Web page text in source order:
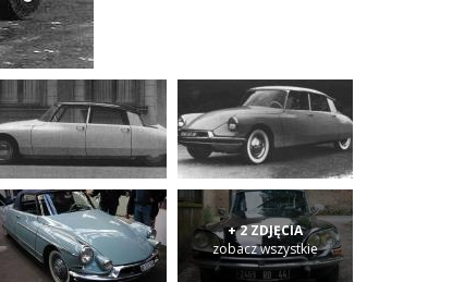
+ 2 ZDJĘCIA
zobacz wszystkie